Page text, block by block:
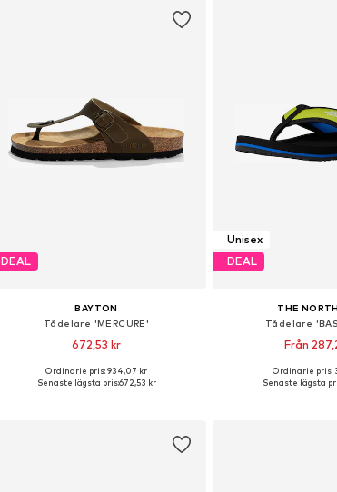
DEAL
BAYTON
Tådelare 'MERCURE'
672,53 kr
Tillgänglig i många storlekar
Ordinarie pris: 934,07 kr
Senaste lägsta pris:672,53 kr
Unisex
DEAL
THE
Tådelare
Från
Tillgänglig i
Ordinarie pris:
Senaste lägsta